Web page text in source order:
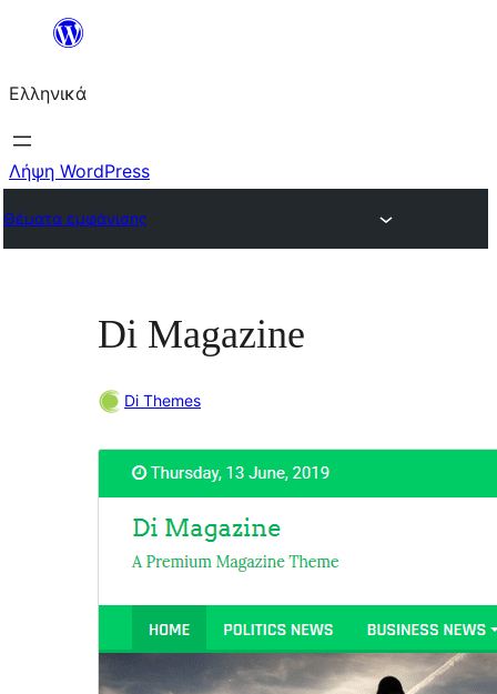
Μετάβαση
περιεχόμενο
Ελληνικά
Λήψη WordPress
Θέματα εμφάνισης
Di Magazine
Di Themes